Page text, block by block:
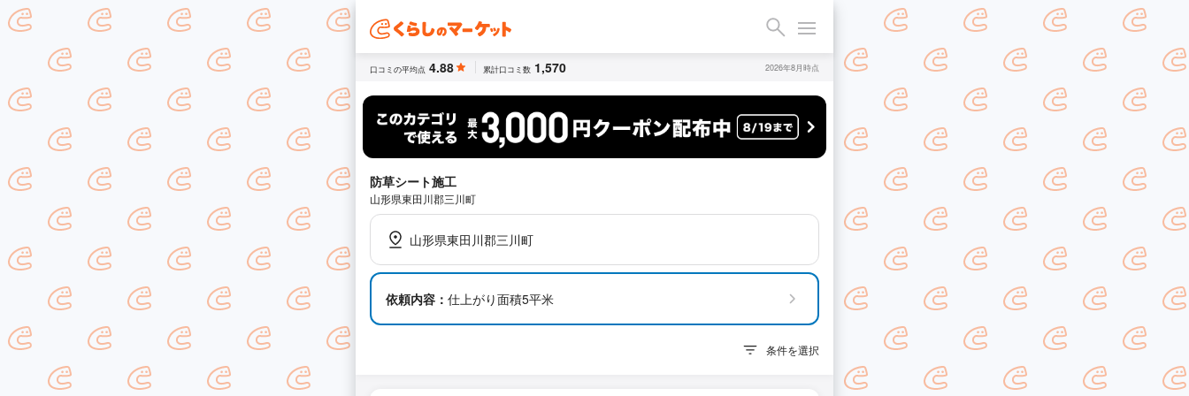
口コミの平均点 4.88 累計口コミ数 1,570 2026年8月時点
防草シート施工
山形県東田川郡三川町
山形県東田川郡三川町
依頼内容： 仕上がり面積5平米
条件を選択